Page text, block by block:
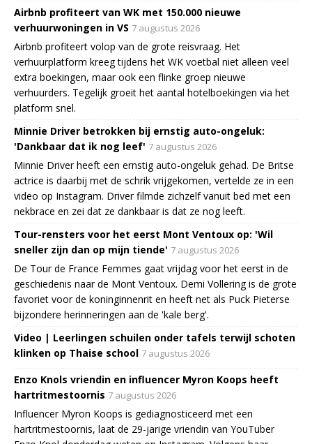
Airbnb profiteert van WK met 150.000 nieuwe
verhuurwoningen in VS 7 augustus 2026
Airbnb profiteert volop van de grote reisvraag. Het
verhuurplatform kreeg tijdens het WK voetbal niet alleen veel
extra boekingen, maar ook een flinke groep nieuwe
verhuurders. Tegelijk groeit het aantal hotelboekingen via het
platform snel.
Minnie Driver betrokken bij ernstig auto-ongeluk:
'Dankbaar dat ik nog leef' 7 augustus 2026
Minnie Driver heeft een ernstig auto-ongeluk gehad. De Britse
actrice is daarbij met de schrik vrijgekomen, vertelde ze in een
video op Instagram. Driver filmde zichzelf vanuit bed met een
nekbrace en zei dat ze dankbaar is dat ze nog leeft.
Tour-rensters voor het eerst Mont Ventoux op: 'Wil
sneller zijn dan op mijn tiende' 7 augustus 2026
De Tour de France Femmes gaat vrijdag voor het eerst in de
geschiedenis naar de Mont Ventoux. Demi Vollering is de grote
favoriet voor de koninginnenrit en heeft net als Puck Pieterse
bijzondere herinneringen aan de 'kale berg'.
Video | Leerlingen schuilen onder tafels terwijl schoten
klinken op Thaise school 7 augustus 2026
Enzo Knols vriendin en influencer Myron Koops heeft
hartritmestoornis 7 augustus 2026
Influencer Myron Koops is gediagnosticeerd met een
hartritmestoornis, laat de 29-jarige vriendin van YouTuber